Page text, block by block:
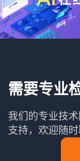
需要专业
我们的专业技
支持，欢迎随